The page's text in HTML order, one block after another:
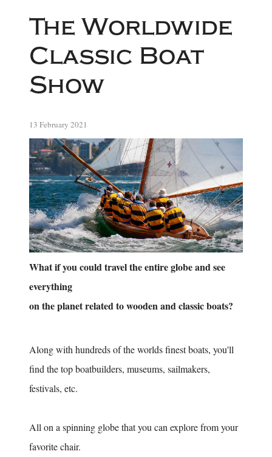
The Worldwide
Classic Boat
Show
13 February 2021
What if you could travel the entire globe and see
everything
on the planet related to wooden and classic boats?
Along with hundreds of the worlds finest boats, you'll
find the top boatbuilders, museums, sailmakers,
festivals, etc.
All on a spinning globe that you can explore from your
favorite chair.